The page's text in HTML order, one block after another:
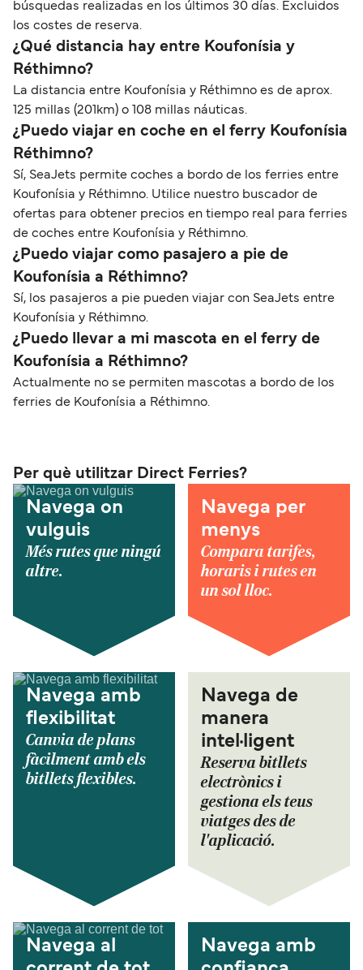
búsquedas realizadas en los últimos 30 días. Excluidos
los costes de reserva.
¿Qué distancia hay entre Koufonísia y
Réthimno?
La distancia entre Koufonísia y Réthimno es de aprox.
125 millas (201km) o 108 millas náuticas.
¿Puedo viajar en coche en el ferry Koufonísia
Réthimno?
Sí, SeaJets permite coches a bordo de los ferries entre
Koufonísia y Réthimno. Utilice nuestro buscador de
ofertas para obtener precios en tiempo real para ferries
de coches entre Koufonísia y Réthimno.
¿Puedo viajar como pasajero a pie de
Koufonísia a Réthimno?
Sí, los pasajeros a pie pueden viajar con SeaJets entre
Koufonísia y Réthimno.
¿Puedo llevar a mi mascota en el ferry de
Koufonísia a Réthimno?
Actualmente no se permiten mascotas a bordo de los
ferries de Koufonísia a Réthimno.
Per què utilitzar Direct Ferries?
Navega on
vulguis
Més rutes que ningú
altre.
Navega per
menys
Compara tarifes,
horaris i rutes en
un sol lloc.
Navega amb
flexibilitat
Canvia de plans
fàcilment amb els
bitllets flexibles.
Navega de
manera
intel·ligent
Reserva bitllets
electrònics i
gestiona els teus
viatges des de
l'aplicació.
Navega al
Navega amb